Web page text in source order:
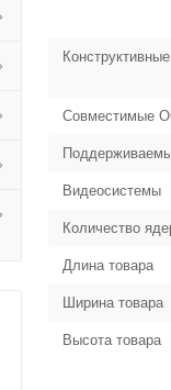
Совместимые
Видеосистемы
Количество
Длина товара
Ширина товара
Высота товара